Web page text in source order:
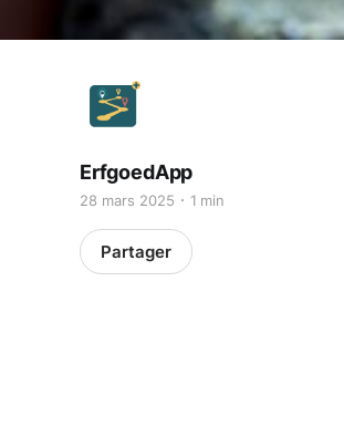
ErfgoedApp
28 mars 2025 1 min
Partager